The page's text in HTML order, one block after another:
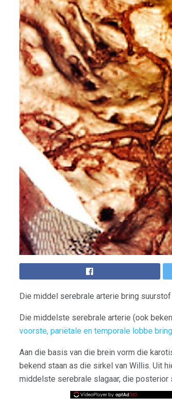
Die middel serebrale arterie bring
Die middelste serebrale arterie (ook
voorste, pariëtale en temporale lobbe bring
Aan die basis van die brein vorm die
bekend staan ​​as die sirkel van Willis. Uit
middelste serebrale slagaar, die posterior